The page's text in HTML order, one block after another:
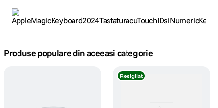
2 . trepied
Produse populare din aceeasi categorie
Resigilat